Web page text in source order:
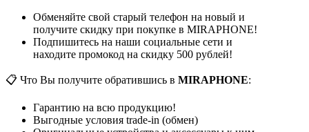
Обменяйте свой старый телефон на новый и
получите скидку при покупке в MIRAPHONE!
Подпишитесь на наши социальные сети и
находите промокод на скидку 500 рублей!
📋 Что Вы получите обратившись в MIRAPHONE:
Гарантию на всю продукцию!
Выгодные условия trade-in (обмен)